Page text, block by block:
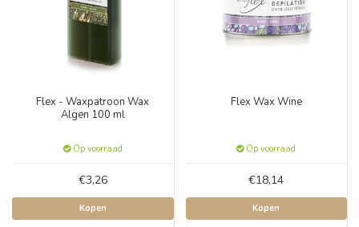
Flex - Waxpatroon Wax
Algen 100 ml
Op voorraad
€3,26
Kopen
Flex Wax Wine
Op voorraad
€18,14
Kopen